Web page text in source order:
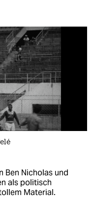
Ben Nicholas und
als politisch
Material.